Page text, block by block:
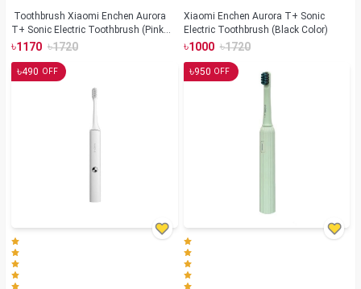
Toothbrush Xiaomi Enchen Aurora
T+ Sonic Electric Toothbrush (Pink
Color)
৳1170 ৳1720
Xiaomi Enchen Aurora T+ Sonic
Electric Toothbrush (Black Color)
৳1000 ৳1720
৳490 OFF ৳950 OFF